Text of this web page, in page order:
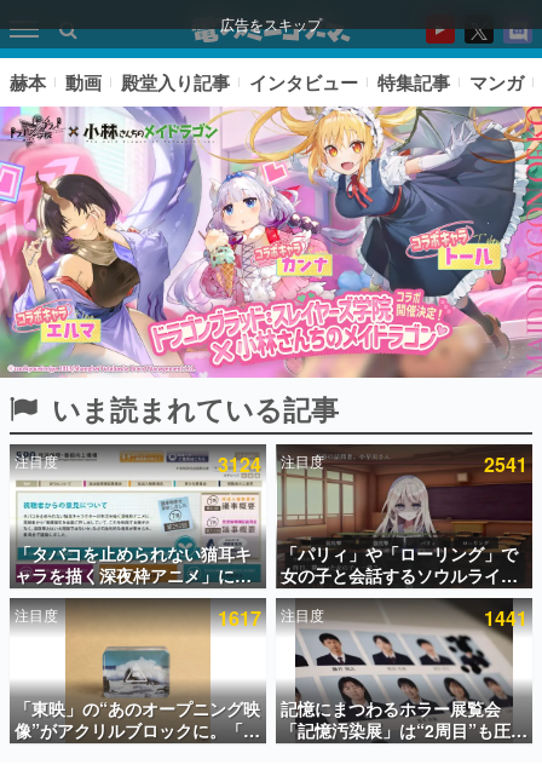
広告をスキップ
ピックアップ
電ファミのいま読まれている記事ランキング
アプリセール情報
インタビュー
連載・特集一覧
殿堂入り記事
SNS拡散数が数千以上！ ページビュー数万以上！ などな
ど。多くの人々に読まれた、電ファミ渾身の“殿堂入り”記
事をまとめました。
赫本 動画 殿堂入り記事 インタビュー 特集記事 マンガ
いま読まれている記事
注目度 3124
「タバコを止められない猫耳キ
ャラを描く深夜枠アニメ」に視
聴者の一部から批判意見。違法
薬物の使用と思しき描写も含め
て、BPOが議論を交わす
注目度 2541
「パリィ」や「ローリング」で
女の子と会話するソウルライク
恋愛ゲーム『小早川さんはソウ
ルライク』無料公開。返事に失
敗すると「YOU DIED」
注目度 1617
「東映」の“あのオープニング映
像”がアクリルブロックに。「東
映ヒストリカル グッズコレクシ
注目度 1441
記憶にまつわるホラー展覧会
「記憶汚染展」は“2周目”も圧倒
的におもしろい。自分の記憶